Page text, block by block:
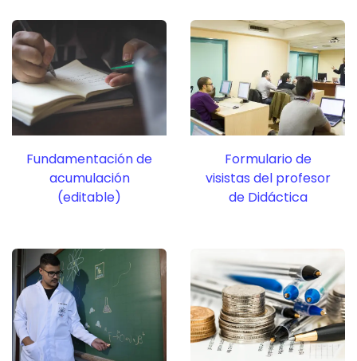
Fundamentación de
acumulación
(editable)
Formulario de
visistas del profesor
de Didáctica